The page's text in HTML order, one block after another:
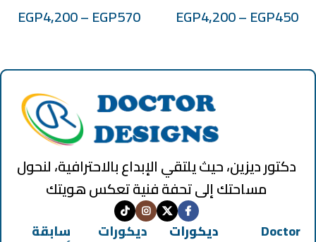
EGP450
–
EGP4,200
EGP570
–
EGP4,200
دكتور ديزين، حيث يلتقي الإبداع بالاحترافية، لنحول
مساحتك إلى تحفة فنية تعكس هويتك
Doctor ديكورات ديكورات سابقة